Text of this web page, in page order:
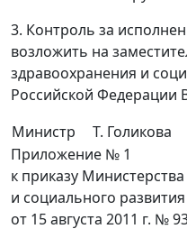
3. Контроль за
возложить на
здравоохранения и
Российской Федерации
Министр
Т. Голикова
Приложение № 1
к приказу
и социального
от 15 августа 2011 г. №